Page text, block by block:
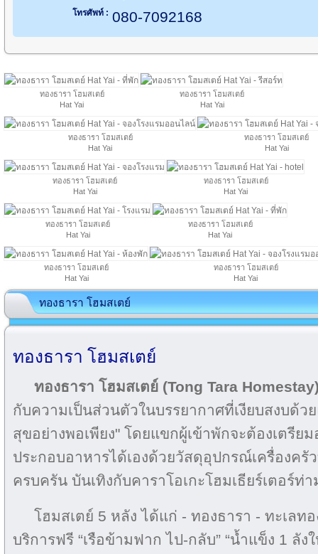
โทรศัพท์ : 080-7092168
ทองธารา โฮมสเตย์
Hat Yai
ทองธารา โฮมสเตย์
Hat Yai
ทองธารา โฮมสเตย์
Hat Yai
ทองธารา โฮมสเตย์
Hat Yai
ทองธารา โฮมสเตย์
Hat Yai
ทองธารา โฮมสเตย์
Hat Yai
ทองธารา โฮมสเตย์
Hat Yai
ทองธารา โฮมสเตย์
Hat Yai
ทองธารา โฮมสเตย์
Hat Yai
ทองธารา โฮมสเตย์
Hat Yai
ทองธารา โฮมสเตย์
ทองธารา โฮมสเตย์
ทองธารา โฮมสเตย์ (Tong Tara
กับความเป็นส่วนตัวในบรรยากาศที่เงียบสงบด้ว
สุขอย่างพอเพียง" โดยแขกผู้เข้าพักจะต้องเตรีย
ประกอบอาหารได้เองด้วยวัสดุอุปกรณ์เครื่องครั
ครบครัน บันเทิงกับคาราโอเกะโฮมเธียร์เตอร์ท่
โฮมสเตย์ 5 หลัง ได้แก่ - ทองธารา - ทะเลทอ
บริการฟรี “เรือข้ามฟาก ไป-กลับ” “น้ำแข็ง 1 ลัง